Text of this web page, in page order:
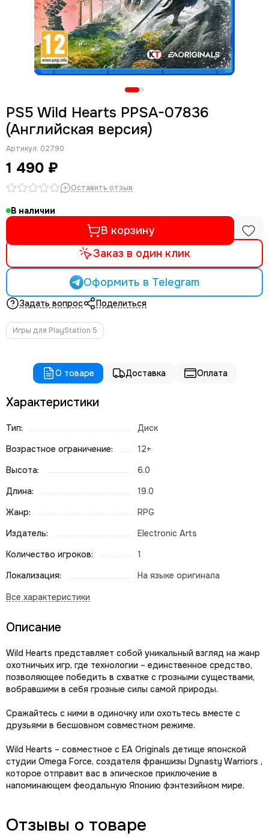
PS5 Wild Hearts PPSA-07836
(Английская версия)
Артикул: 02790
1 490 ₽
Оставить отзыв
В наличии
В корзину
Заказ в один клик
Оформить в Telegram
Задать вопрос Поделиться
Игры для PlayStation 5
О товаре Доставка Оплата
Характеристики
Тип:
Диск
Возрастное ограничение:
12+
Высота:
6.0
Длина:
19.0
Жанр:
RPG
Издатель:
Electronic Arts
Количество игроков:
1
Локализация:
На языке оригинала
Описание
Wild Hearts представляет собой уникальный взгляд на жанр
охотничьих игр, где технологии – единственное средство,
позволяющее победить в схватке с грозными существами,
вобравшими в себя грозные силы самой природы.‎
Сражайтесь с ними в одиночку или охотьтесь вместе с
друзьями в бесшовном совместном режиме.
Wild Hearts – совместное с EA Originals детище японской
студии Omega Force, создателя франшизы Dynasty Warriors ,
которое отправит вас в эпическое приключение в
напоминающем феодальную Японию фэнтезийном мире.
Отзывы о товаре